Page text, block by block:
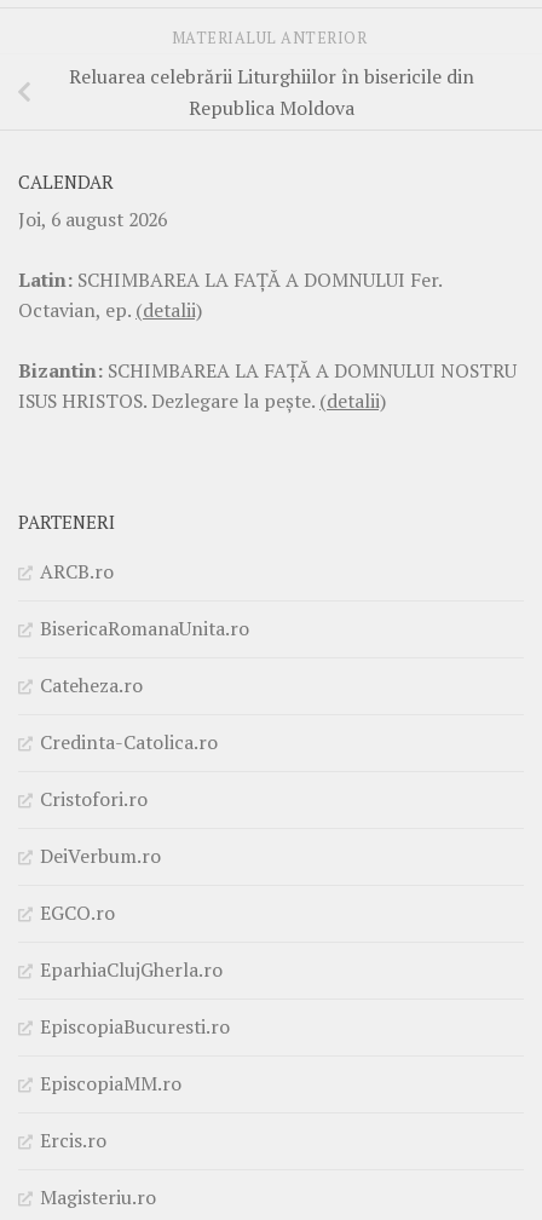
MATERIALUL ANTERIOR
Reluarea celebrării Liturghiilor în bisericile din
Republica Moldova
CALENDAR
Joi, 6 august 2026
Latin: SCHIMBAREA LA FAŢĂ A DOMNULUI Fer.
Octavian, ep. (detalii)
Bizantin: SCHIMBAREA LA FAŢĂ A DOMNULUI NOSTRU
ISUS HRISTOS. Dezlegare la pește. (detalii)
PARTENERI
ARCB.ro
BisericaRomanaUnita.ro
Cateheza.ro
Credinta-Catolica.ro
Cristofori.ro
DeiVerbum.ro
EGCO.ro
EparhiaClujGherla.ro
EpiscopiaBucuresti.ro
EpiscopiaMM.ro
Ercis.ro
Magisteriu.ro